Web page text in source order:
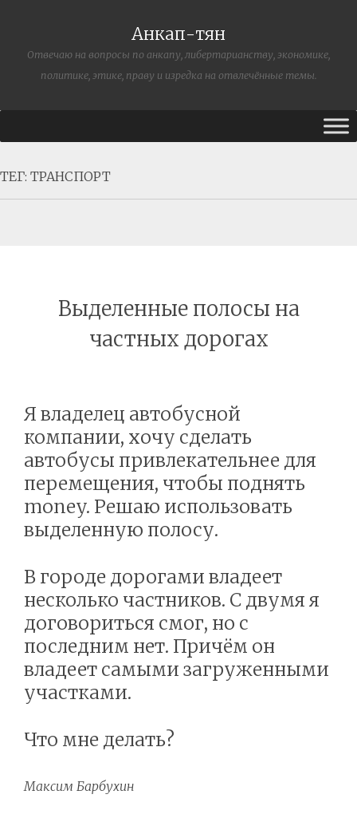
Анкап-тян
Отвечаю на вопросы по анкапу, либертарианству, экономике,
политике, этике, праву и изредка на отвлечённые темы.
ТЕГ: ТРАНСПОРТ
Выделенные полосы на
частных дорогах
Я владелец автобусной
компании, хочу сделать
автобусы привлекательнее для
перемещения, чтобы поднять
money. Решаю использовать
выделенную полосу.
В городе дорогами владеет
несколько частников. С двумя я
договориться смог, но с
последним нет. Причём он
владеет самыми загруженными
участками.
Что мне делать?
Максим Барбухин